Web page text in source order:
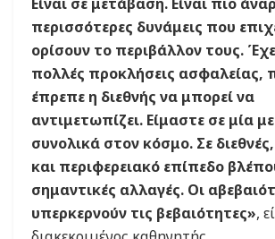
περισσότερες δυνάμεις που
ορίσουν το περιβάλλον τους.
πολλές προκλήσεις ασφαλείας,
έπρεπε η διεθνής να μπορεί να
αντιμετωπίζει. Είμαστε σε μία
συνολικά στον κόσμο. Σε
και περιφερειακό επίπεδο
σημαντικές αλλαγές. Οι
υπερκερνούν τις βεβαιότητες»,